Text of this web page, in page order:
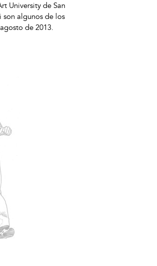
University de San
son algunos de los
de 2013.